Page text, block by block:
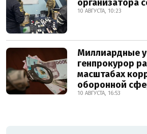
организатора
10 АВГУСТА, 10:23
Миллиардные
генпрокурор
масштабах
оборонной
10 АВГУСТА, 16:53